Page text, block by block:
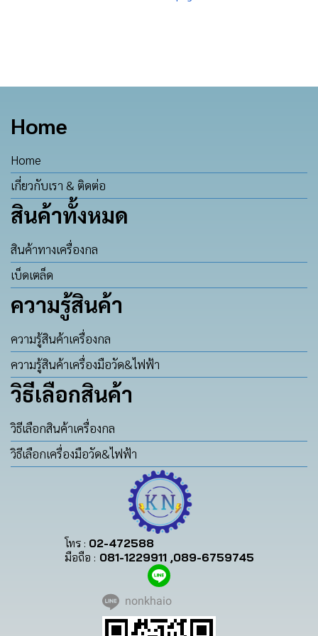
Home
Home
เกี่ยวกับเรา & ติดต่อ
สินค้าทั้งหมด
สินค้าทางเครื่องกล
เบ็ดเตล็ด
ความรู้สินค้า
ความรู้สินค้าเครื่องกล
ความรู้สินค้าเครื่องมือวัด&ไฟฟ้า
วิธีเลือกสินค้า
วิธีเลือกสินค้าเครื่องกล
วิธีเลือกเครื่องมือวัด&ไฟฟ้า
โทร : 02-472588
มือถือ : 081-1229911 ,089-6759745
nonkhaio